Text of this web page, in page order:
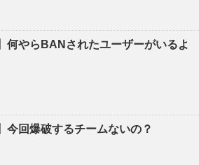
何やらBANされたユーザーがいるよ
今回爆破するチームないの？